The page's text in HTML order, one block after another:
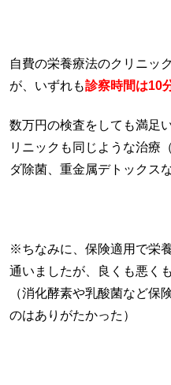
自費の栄養療法のクリニッ
が、いずれも診察時間は10
数万円の検査をしても満足
リニックも同じような治療
ダ除菌、重金属デトックス
※ちなみに、保険適用で栄
通いましたが、良くも悪くも
（消化酵素や乳酸菌など保
のはありがたかった）